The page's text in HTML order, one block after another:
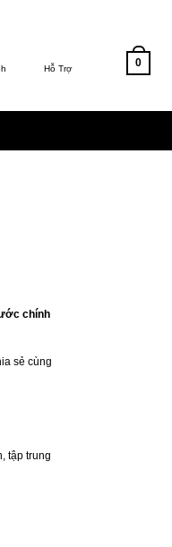
Hỗ Trợ 0
chính
sẻ cùng
tập trung